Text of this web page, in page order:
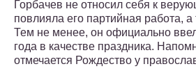
Горбачев не относил себя к
повлияла его партийная работа, а
Тем не менее, он официально
года в качестве праздника.
отмечается Рождество у